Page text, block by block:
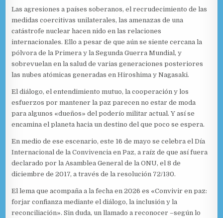
Las agresiones a países soberanos, el recrudecimiento de las
medidas coercitivas unilaterales, las amenazas de una
catástrofe nuclear hacen nido en las relaciones
internacionales. Ello a pesar de que aún se siente cercana la
pólvora de la Primera y la Segunda Guerra Mundial, y
sobrevuelan en la salud de varias generaciones posteriores
las nubes atómicas generadas en Hiroshima y Nagasaki.
El diálogo, el entendimiento mutuo, la cooperación y los
esfuerzos por mantener la paz parecen no estar de moda
para algunos «dueños» del poderío militar actual. Y así se
encamina el planeta hacia un destino del que poco se espera.
En medio de ese escenario, este 16 de mayo se celebra el Día
Internacional de la Convivencia en Paz, a raíz de que así fuera
declarado por la Asamblea General de la ONU, el 8 de
diciembre de 2017, a través de la resolución 72/130.
El lema que acompaña a la fecha en 2026 es «Convivir en paz:
forjar confianza mediante el diálogo, la inclusión y la
reconciliación». Sin duda, un llamado a reconocer –según lo